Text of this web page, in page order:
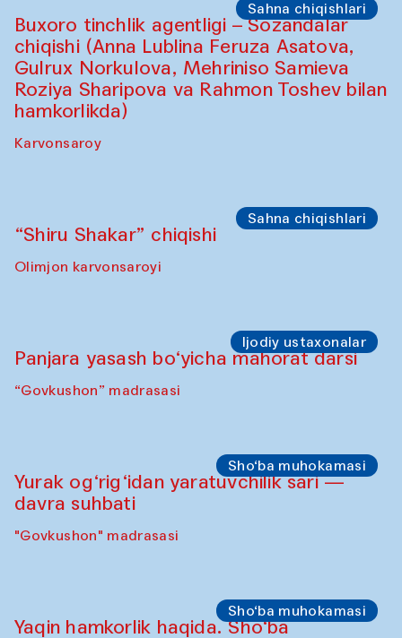
Sahna chiqishlari
Buxoro tinchlik agentligi – Sozandalar
chiqishi (Anna Lublina Feruza Asatova,
Gulrux Norkulova, Mehriniso Samieva
Roziya Sharipova va Rahmon Toshev bilan
hamkorlikda)
Karvonsaroy
Sahna chiqishlari
“Shiru Shakar” chiqishi
Olimjon karvonsaroyi
Ijodiy ustaxonalar
Panjara yasash bo‘yicha mahorat darsi
“Govkushon” madrasasi
Sho‘ba muhokamasi
Yurak og‘rig‘idan yaratuvchilik sari —
davra suhbati
"Govkushon" madrasasi
Sho‘ba muhokamasi
Yaqin hamkorlik haqida. Sho‘ba